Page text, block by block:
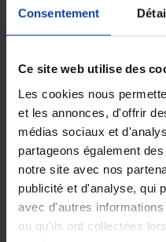
Consentement
Ce site web utilise des
Les cookies nous
et les annonces, d'offrir
médias sociaux et
partageons également
notre site avec nos
publicité et d'analyse, qui
avec d'autres
ou qu'ils ont collectées
Rebord d'assiette incurvé
Homecraft